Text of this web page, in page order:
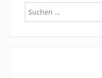
Suchen
nach: